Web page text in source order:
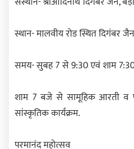
स्थान- मालवीय रोड स्थित दिगंबर
समय- सुबह 7 से 9:30 एवं शाम
शाम 7 बजे से सामूहिक आरती व
सांस्कृतिक कार्यक्रम.
परमानंद महोत्सव